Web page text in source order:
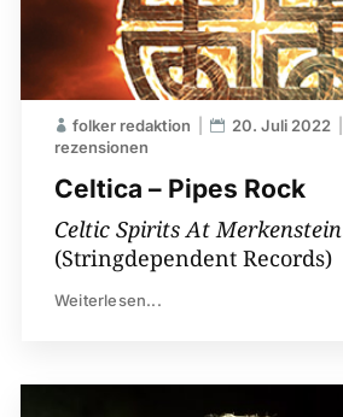
Celtica – Pipes Rock
folker redaktion 20. Juli 2022
rezensionen
Celtic Spirits At Merkenstein
(Stringdependent Records)
Weiterlesen...